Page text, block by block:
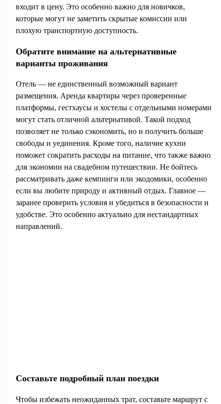
входит в цену. Это особенно важно для новичков,
которые могут не заметить скрытые комиссии или
плохую транспортную доступность.
Обратите внимание на альтернативные
варианты проживания
Отель — не единственный возможный вариант
размещения. Аренда квартиры через проверенные
платформы, гестхаусы и хостелы с отдельными номерами
могут стать отличной альтернативой. Такой подход
позволяет не только сэкономить, но и получить больше
свободы и уединения. Кроме того, наличие кухни
поможет сократить расходы на питание, что также важно
для экономии на свадебном путешествии. Не бойтесь
рассматривать даже кемпинги или экодомики, особенно
если вы любите природу и активный отдых. Главное —
заранее проверить условия и убедиться в безопасности и
удобстве. Это особенно актуально для нестандартных
направлений.
Составьте подробный план поездки
Чтобы избежать неожиданных трат, составьте маршрут с